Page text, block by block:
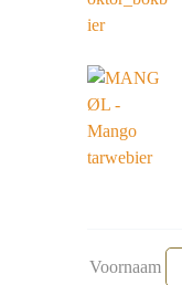
Voornaam